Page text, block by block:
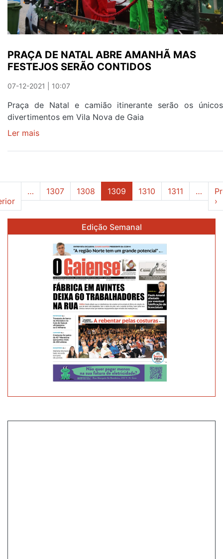
PRAÇA DE NATAL ABRE AMANHÃ MAS
FESTEJOS SERÃO CONTIDOS
07-12-2021 | 10:07
Praça de Natal e camião itinerante serão os únicos
divertimentos em Vila Nova de Gaia
Ler mais
ABRE
AMANHÃ
FESTEJOS
CONTIDOS
Paginação
página
Página anterior
… 1307 1308 1309 1310 1311 …
›
Edição Semanal